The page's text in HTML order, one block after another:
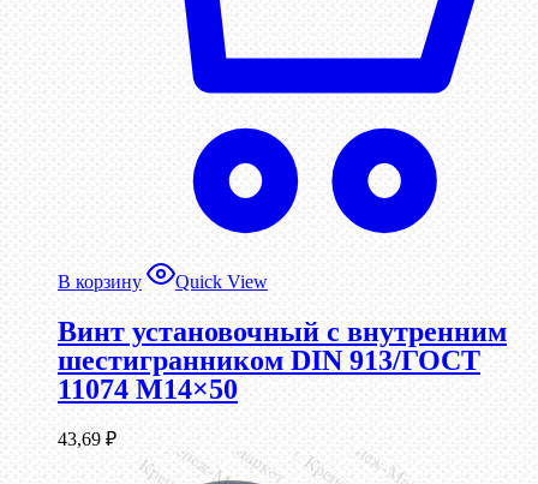
В корзину Quick View
Винт установочный с внутренним
шестигранником DIN 913/ГОСТ
11074 М14×50
43,69 ₽